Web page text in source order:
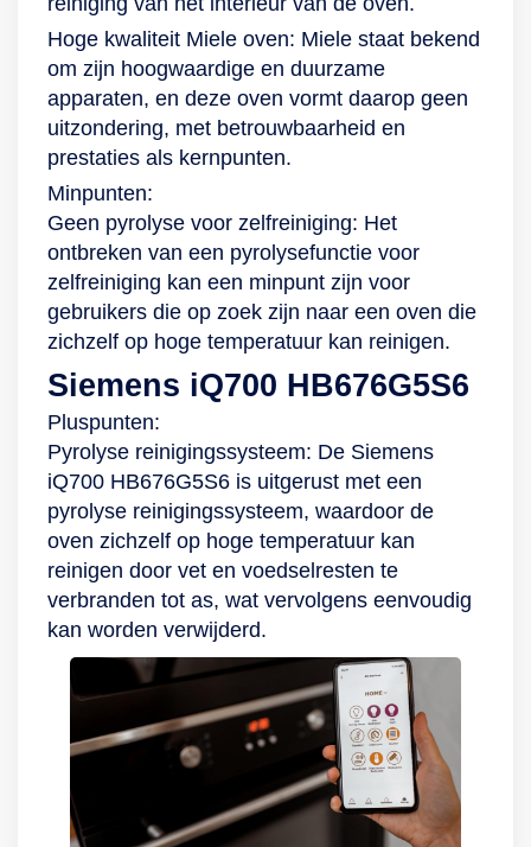
Hoge kwaliteit Miele oven: Miele staat bekend
om zijn hoogwaardige en duurzame
apparaten, en deze oven vormt daarop geen
uitzondering, met betrouwbaarheid en
prestaties als kernpunten.
Minpunten:
Geen pyrolyse voor zelfreiniging: Het
ontbreken van een pyrolysefunctie voor
zelfreiniging kan een minpunt zijn voor
gebruikers die op zoek zijn naar een oven die
zichzelf op hoge temperatuur kan reinigen.
Siemens iQ700 HB676G5S6
Pluspunten:
Pyrolyse reinigingssysteem: De Siemens
iQ700 HB676G5S6 is uitgerust met een
pyrolyse reinigingssysteem, waardoor de
oven zichzelf op hoge temperatuur kan
reinigen door vet en voedselresten te
verbranden tot as, wat vervolgens eenvoudig
kan worden verwijderd.